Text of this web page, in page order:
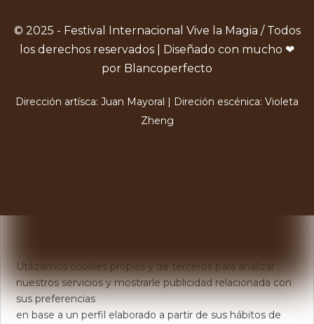
© 2025 - Festival Internacional Vive la Magia / Todos
los derechos reservados | Diseñado con mucho ❤
por Blancoperfecto
Dirección artísca: Juan Mayoral | Direción escénica: Violeta
Zheng
Utilizamos cookies propias y de terceros para analizar
nuestros servicios y mostrarle publicidad relacionada con
sus preferencias
en base a un perfil elaborado a partir de sus hábitos de